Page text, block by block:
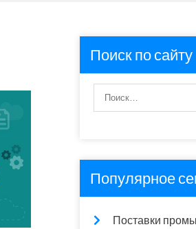
Поиск по сайту
Популярное
Поставки